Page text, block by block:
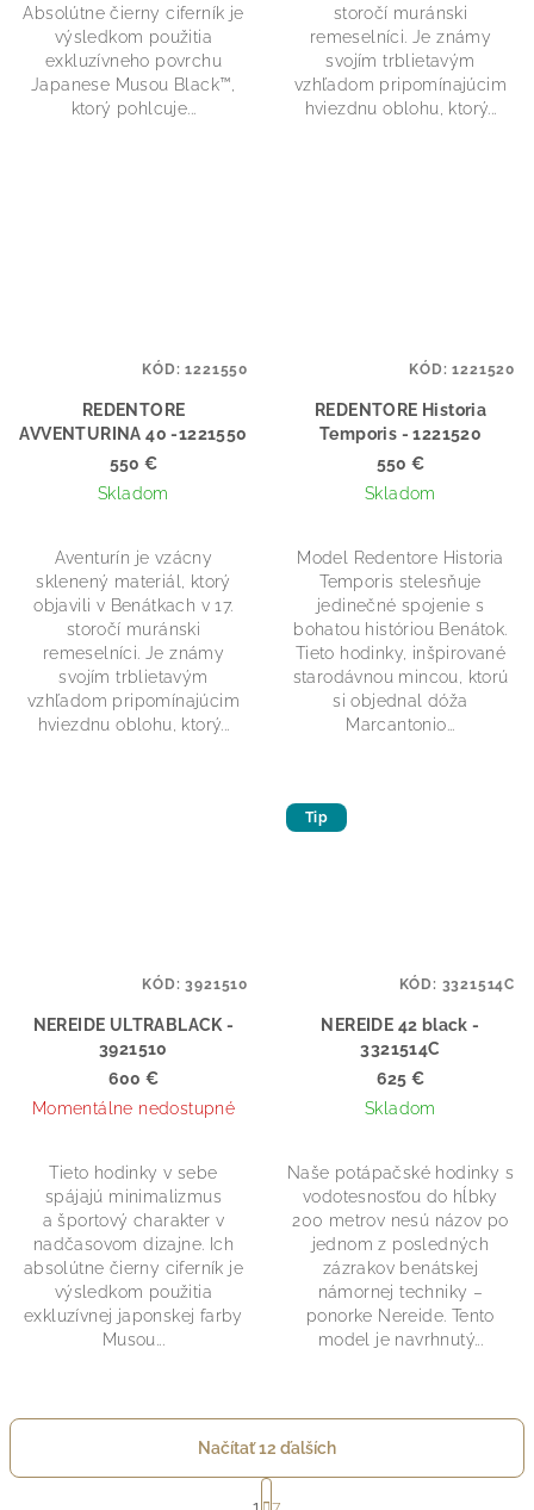
Absolútne čierny ciferník je
výsledkom použitia
exkluzívneho povrchu
Japanese Musou Black™,
ktorý pohlcuje...
storočí muránski
remeselníci. Je známy
svojím trblietavým
vzhľadom pripomínajúcim
hviezdnu oblohu, ktorý...
REDENTORE
AVVENTURINA 40 -1221550
550 €
Skladom
Aventurín je vzácny
sklenený materiál, ktorý
objavili v Benátkach v 17.
storočí muránski
remeselníci. Je známy
svojím trblietavým
vzhľadom pripomínajúcim
hviezdnu oblohu, ktorý...
KÓD:1221550
REDENTORE Historia
Temporis - 1221520
550 €
Skladom
Model Redentore Historia
Temporis stelesňuje
jedinečné spojenie s
bohatou históriou Benátok.
Tieto hodinky, inšpirované
starodávnou mincou, ktorú
si objednal dóža
Marcantonio...
KÓD:1221520
NEREIDE ULTRABLACK -
3921510
600 €
Momentálne nedostupné
Tieto hodinky v sebe
spájajú minimalizmus
a športový charakter v
nadčasovom dizajne. Ich
absolútne čierny ciferník je
výsledkom použitia
exkluzívnej japonskej farby
Musou...
KÓD:3921510
Tip
NEREIDE 42 black -
3321514C
625 €
Skladom
Naše potápačské hodinky s
vodotesnosťou do hĺbky
200 metrov nesú názov po
jednom z posledných
zázrakov benátskej
námornej techniky –
ponorke Nereide. Tento
model je navrhnutý...
KÓD: 3321514C
Načítať 12 ďalších
S